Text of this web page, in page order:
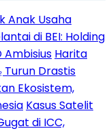
Anak Usaha
di BEI: Holding
Ambisius Harita
Turun Drastis
Ekosistem,
Kasus Satelit
di ICC,